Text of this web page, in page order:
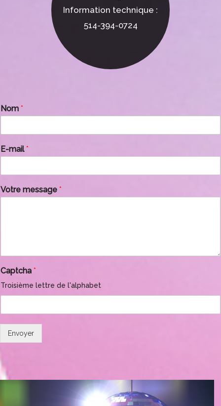
Information technique :
514-394-0724
Nom *
E-mail*
Votre message *
Captcha *
Troisième lettre de l'alphabet
Envoyer